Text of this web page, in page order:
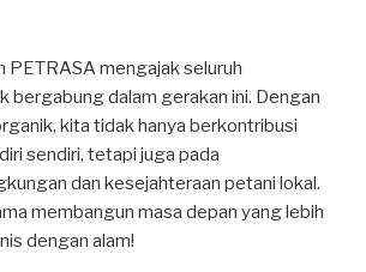
PETRASA mengajak seluruh
bergabung dalam gerakan ini. Dengan
kita tidak hanya berkontribusi
sendiri, tetapi juga pada
dan kesejahteraan petani lokal.
membangun masa depan yang lebih
dengan alam!